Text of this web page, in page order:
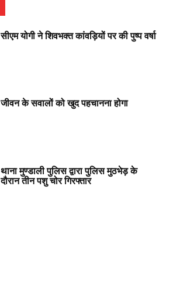
सीएम योगी ने शिवभक्त कांवड़ियों पर की पुष्प वर्षा
जीवन के सवालों को खुद पहचानना होगा
थाना मुण्डाली पुलिस द्वारा पुलिस मुठभेड़ के
दौरान तीन पशु चोर गिरफ्तार